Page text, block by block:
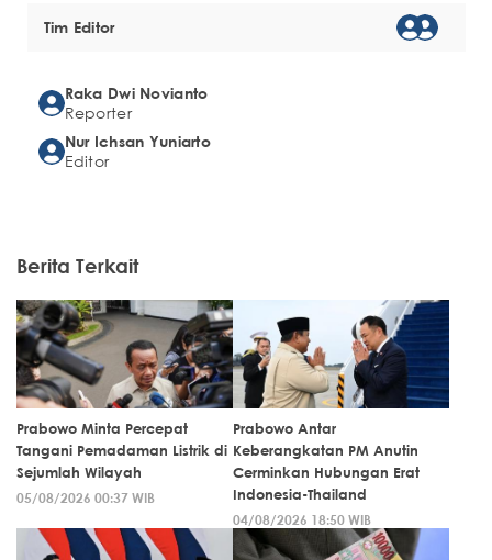
Tim Editor
Raka Dwi Novianto
Reporter
Nur Ichsan Yuniarto
Editor
Berita Terkait
Prabowo Minta Percepat
Tangani Pemadaman Listrik di
Sejumlah Wilayah
05/08/2026 00:37 WIB
Prabowo Antar
Keberangkatan PM Anutin
Cerminkan Hubungan Erat
Indonesia-Thailand
04/08/2026 18:50 WIB